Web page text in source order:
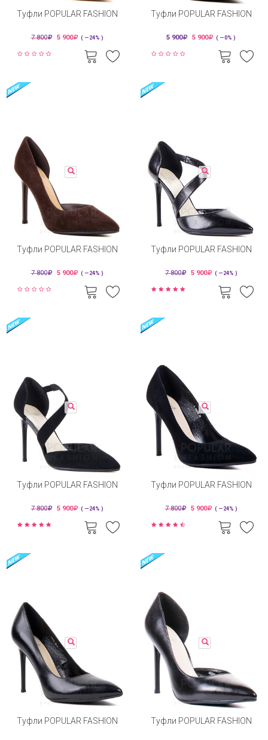
Туфли POPULAR FASHION
7 800 5 900 ( —24% )
Туфли POPULAR FASHION
5 900 5 900 ( —0% )
Туфли POPULAR FASHION
7 800 5 900 ( —24% )
Туфли POPULAR FASHION
7 800 5 900 ( —24% )
Туфли POPULAR FASHION
7 800 5 900 ( —24% )
Туфли POPULAR FASHION
7 800 5 900 ( —24% )
Туфли POPULAR FASHION Туфли POPULAR FASHION